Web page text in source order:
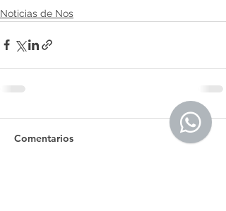
Noticias de Nos
Comentarios